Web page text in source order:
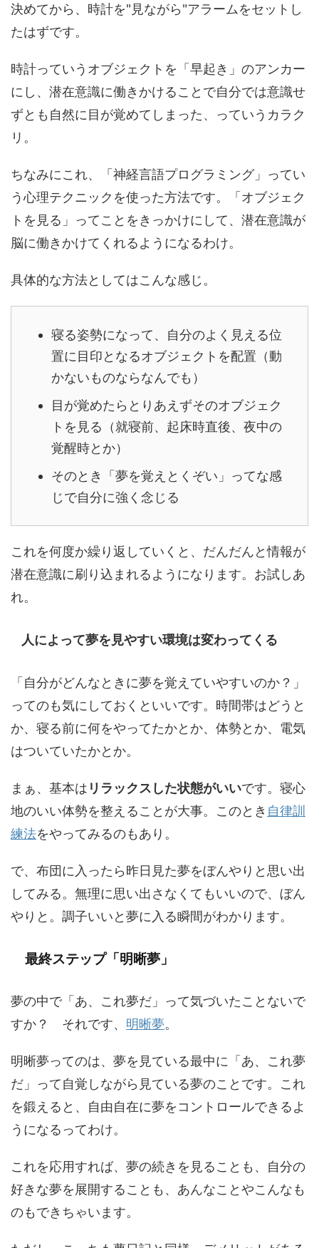
決めてから、時計を"見ながら"アラームをセットし
たはずです。
時計っていうオブジェクトを「早起き」のアンカー
にし、潜在意識に働きかけることで自分では意識せ
ずとも自然に目が覚めてしまった、っていうカラク
リ。
ちなみにこれ、「神経言語プログラミング」ってい
う心理テクニックを使った方法です。「オブジェク
トを見る」ってことをきっかけにして、潜在意識が
脳に働きかけてくれるようになるわけ。
具体的な方法としてはこんな感じ。
寝る姿勢になって、自分のよく見える位
置に目印となるオブジェクトを配置（動
かないものならなんでも）
目が覚めたらとりあえずそのオブジェク
トを見る（就寝前、起床時直後、夜中の
覚醒時とか）
そのとき「夢を覚えとくぞい」ってな感
じで自分に強く念じる
これを何度か繰り返していくと、だんだんと情報が
潜在意識に刷り込まれるようになります。お試しあ
れ。
人によって夢を見やすい環境は変わってくる
「自分がどんなときに夢を覚えていやすいのか？」
ってのも気にしておくといいです。時間帯はどうと
か、寝る前に何をやってたかとか、体勢とか、電気
はついていたかとか。
まぁ、基本は リラックスした状態がいいです。寝心
地のいい体勢を整えることが大事。このとき 自律訓
練法をやってみるのもあり。
で、布団に入ったら昨日見た夢をぼんやりと思い出
してみる。無理に思い出さなくてもいいので、ぼん
やりと。調子いいと夢に入る瞬間がわかります。
最終ステップ「明晰夢」
夢の中で「あ、これ夢だ」って気づいたことないで
すか？ それです、 明晰夢。
明晰夢ってのは、夢を見ている最中に「あ、これ夢
だ」って自覚しながら見ている夢のことです。これ
を鍛えると、自由自在に夢をコントロールできるよ
うになるってわけ。
これを応用すれば、夢の続きを見ることも、自分の
好きな夢を展開することも、あんなことやこんなも
のもできちゃいます。